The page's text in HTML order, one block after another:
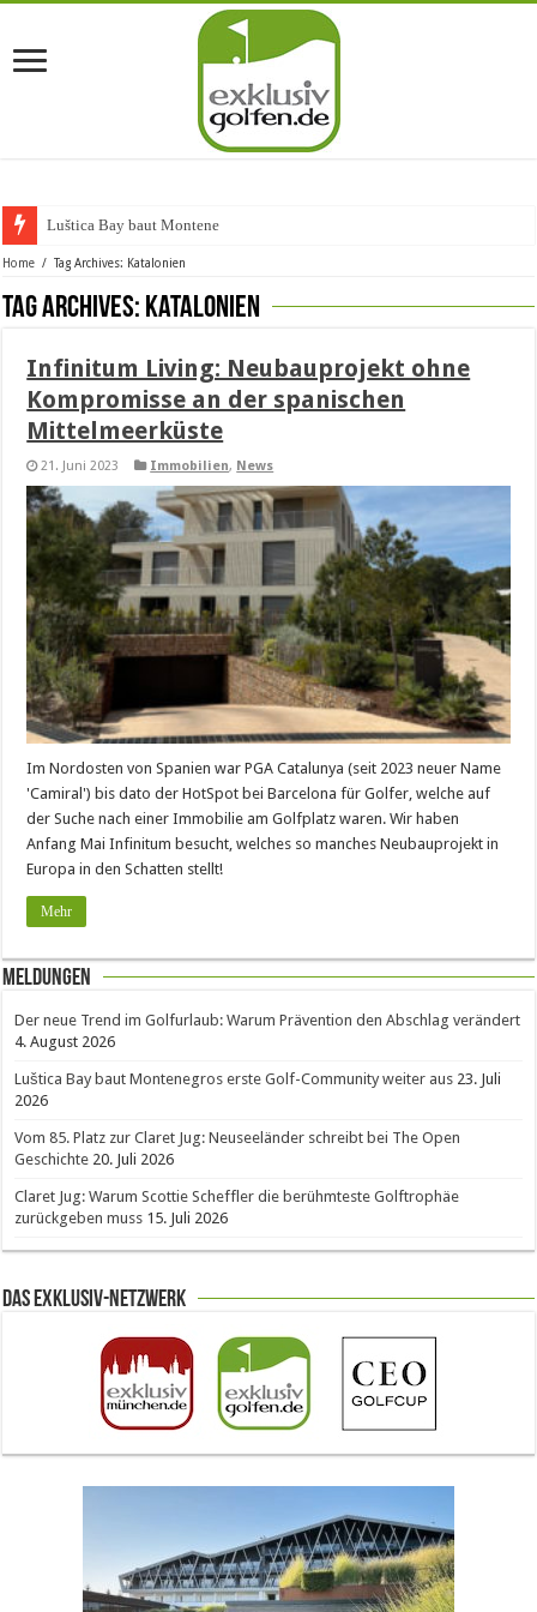
Luštica Bay baut Montenegros e
Home / Tag Archives: Katalonien
Tag Archives: Katalonien
Infinitum Living: Neubauprojekt ohne
Kompromisse an der spanischen
Mittelmeerküste
21. Juni 2023 Immobilien, News
Im Nordosten von Spanien war PGA Catalunya (seit 2023 neuer Name
'Camiral') bis dato der HotSpot bei Barcelona für Golfer, welche auf
der Suche nach einer Immobilie am Golfplatz waren. Wir haben
Anfang Mai Infinitum besucht, welches so manches Neubauprojekt in
Europa in den Schatten stellt!
Mehr
Meldungen
Der neue Trend im Golfurlaub: Warum Prävention den Abschlag verändert
4. August 2026
Luštica Bay baut Montenegros erste Golf-Community weiter aus 23. Juli
2026
Vom 85. Platz zur Claret Jug: Neuseeländer schreibt bei The Open
Geschichte 20. Juli 2026
Claret Jug: Warum Scottie Scheffler die berühmteste Golftrophäe
zurückgeben muss 15. Juli 2026
Das Exklusiv-Netzwerk